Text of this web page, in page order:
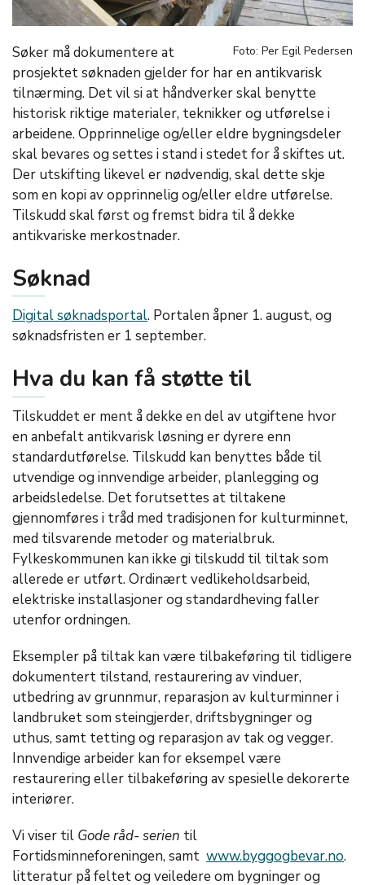
Foto: Per Egil Pedersen
Søker må dokumentere at
prosjektet søknaden gjelder for har en antikvarisk
tilnærming. Det vil si at håndverker skal benytte
historisk riktige materialer, teknikker og utførelse i
arbeidene. Opprinnelige og/eller eldre bygningsdeler
skal bevares og settes i stand i stedet for å skiftes ut.
Der utskifting likevel er nødvendig, skal dette skje
som en kopi av opprinnelig og/eller eldre utførelse.
Tilskudd skal først og fremst bidra til å dekke
antikvariske merkostnader.
Søknad
Digital søknadsportal. Portalen åpner 1. august, og
søknadsfristen er 1 september.
Hva du kan få støtte til
Tilskuddet er ment å dekke en del av utgiftene hvor
en anbefalt antikvarisk løsning er dyrere enn
standardutførelse. Tilskudd kan benyttes både til
utvendige og innvendige arbeider, planlegging og
arbeidsledelse. Det forutsettes at tiltakene
gjennomføres i tråd med tradisjonen for kulturminnet,
med tilsvarende metoder og materialbruk.
Fylkeskommunen kan ikke gi tilskudd til tiltak som
allerede er utført. Ordinært vedlikeholdsarbeid,
elektriske installasjoner og standardheving faller
utenfor ordningen.
Eksempler på tiltak kan være tilbakeføring til tidligere
dokumentert tilstand, restaurering av vinduer,
utbedring av grunnmur, reparasjon av kulturminner i
landbruket som steingjerder, driftsbygninger og
uthus, samt tetting og reparasjon av tak og vegger.
Innvendige arbeider kan for eksempel være
restaurering eller tilbakeføring av spesielle dekorerte
interiører.
Vi viser til Gode råd- serien til
Fortidsminneforeningen, samt www.byggogbevar.no.
litteratur på feltet og veiledere om bygninger og